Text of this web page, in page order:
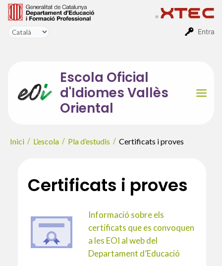
Entra
Vés
contingut
Escola Oficial
d'Idiomes Vallès
Oriental
Inici L’escola Pla d’estudis Certificats i proves
Certificats i proves
Informació sobre els
certificats que es convoquen
a les EOI al web del
Departament d’Educació